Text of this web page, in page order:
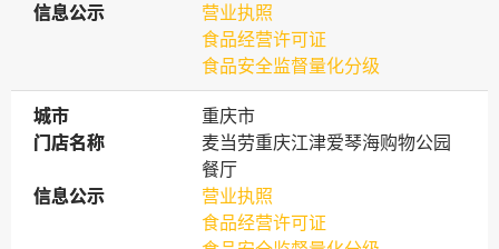
信息公示
信息公示
营业执照
食品经营许可证
食品安全监督量化分级
城市
城市
重庆市
门店名称
门店名称
麦当劳重庆江津爱琴海购物公园
餐厅
信息公示
信息公示
营业执照
食品经营许可证